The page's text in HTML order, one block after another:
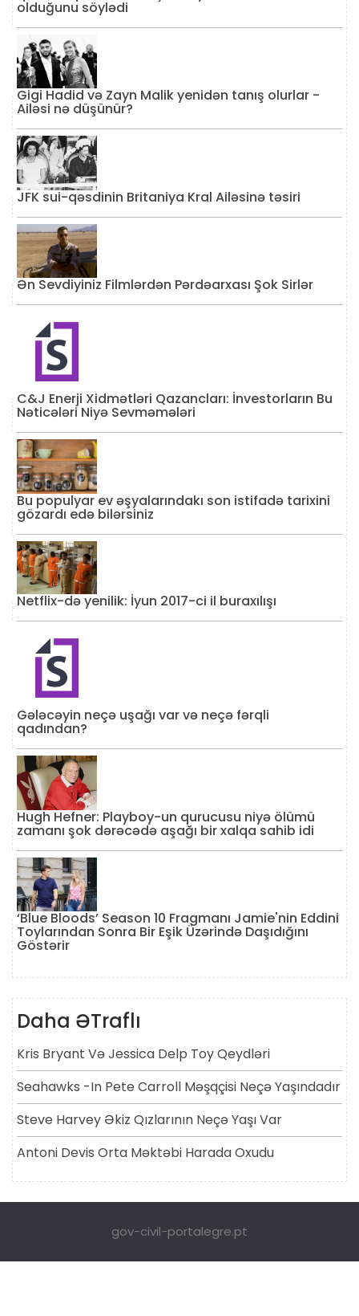
olduğunu söylədi
Gigi Hadid və Zayn Malik yenidən tanış olurlar -
Ailəsi nə düşünür?
JFK sui-qəsdinin Britaniya Kral Ailəsinə təsiri
Ən Sevdiyiniz Filmlərdən Pərdəarxası Şok Sirlər
C&J Enerji Xidmətləri Qazancları: İnvestorların Bu
Nəticələri Niyə Sevməmələri
Bu populyar ev əşyalarındakı son istifadə tarixini
gözardı edə bilərsiniz
Netflix-də yenilik: İyun 2017-ci il buraxılışı
Gələcəyin neçə uşağı var və neçə fərqli
qadından?
Hugh Hefner: Playboy-un qurucusu niyə ölümü
zamanı şok dərəcədə aşağı bir xalqa sahib idi
‘Blue Bloods’ Season 10 Fragmanı Jamie'nin Eddini
Toylarından Sonra Bir Eşik Üzərində Daşıdığını
Göstərir
Daha ƏTraflı
Kris Bryant Və Jessica Delp Toy Qeydləri
Seahawks -ın Pete Carroll Məşqçisi Neçə Yaşındadır
Steve Harvey Əkiz Qızlarının Neçə Yaşı Var
Antoni Devis Orta Məktəbi Harada Oxudu
gov-civil-portalegre.pt